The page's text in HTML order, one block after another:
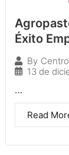
Éxito
By
13 de
…
Read